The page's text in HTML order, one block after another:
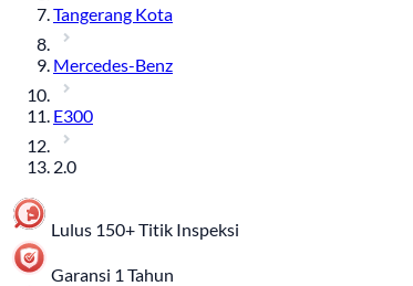
Tangerang Kota
Mercedes-Benz
E300
2.0
Lulus 150+ Titik Inspeksi
Garansi 1 Tahun